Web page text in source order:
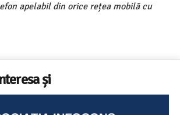
apelabil din orice rețea mobilă cu
și